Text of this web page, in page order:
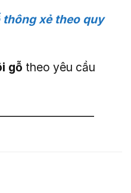
thông xẻ theo quy
gỗ theo yêu cầu